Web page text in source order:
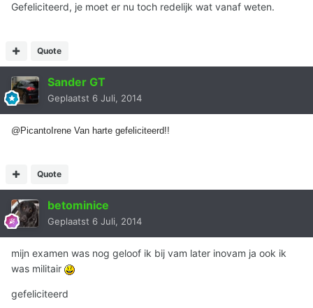
Gefeliciteerd, je moet er nu toch redelijk wat vanaf weten.
Quote
Sander GT
Geplaatst 6 Juli, 2014
@PicantoIrene Van harte gefeliciteerd!!
Quote
betominice
Geplaatst 6 Juli, 2014
mijn examen was nog geloof ik bij vam later inovam ja ook ik
was militair
gefeliciteerd